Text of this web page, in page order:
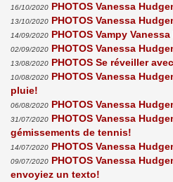
16/10/2020 PHOTOS Vanessa
13/10/2020 PHOTOS Vanessa
14/09/2020 PHOTOS Vampy
02/09/2020 PHOTOS Vanessa
13/08/2020 PHOTOS Se réveiller
10/08/2020 PHOTOS Vanessa
pluie!
06/08/2020 PHOTOS Vanessa
31/07/2020 PHOTOS Vanessa
gémissements de tennis!
14/07/2020 PHOTOS Vanessa
09/07/2020 PHOTOS Vanessa
envoyiez un texto!